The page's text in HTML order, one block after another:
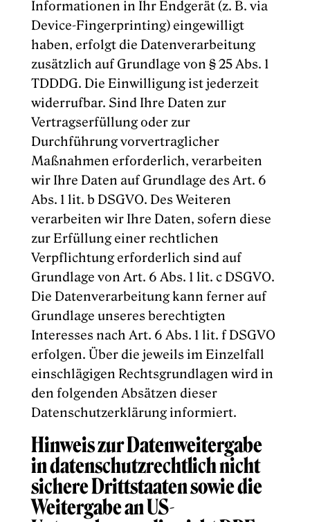
Informationen in Ihr Endgerät (z. B. via
Device-Fingerprinting) eingewilligt
haben, erfolgt die Datenverarbeitung
zusätzlich auf Grundlage von § 25 Abs. 1
TDDDG. Die Einwilligung ist jederzeit
widerrufbar. Sind Ihre Daten zur
Vertragserfüllung oder zur
Durchführung vorvertraglicher
Maßnahmen erforderlich, verarbeiten
wir Ihre Daten auf Grundlage des Art. 6
Abs. 1 lit. b DSGVO. Des Weiteren
verarbeiten wir Ihre Daten, sofern diese
zur Erfüllung einer rechtlichen
Verpflichtung erforderlich sind auf
Grundlage von Art. 6 Abs. 1 lit. c DSGVO.
Die Datenverarbeitung kann ferner auf
Grundlage unseres berechtigten
Interesses nach Art. 6 Abs. 1 lit. f DSGVO
erfolgen. Über die jeweils im Einzelfall
einschlägigen Rechtsgrundlagen wird in
den folgenden Absätzen dieser
Datenschutzerklärung informiert.
Hinweis zur Datenweitergabe
in datenschutzrechtlich nicht
sichere Drittstaaten sowie die
Weitergabe an US-